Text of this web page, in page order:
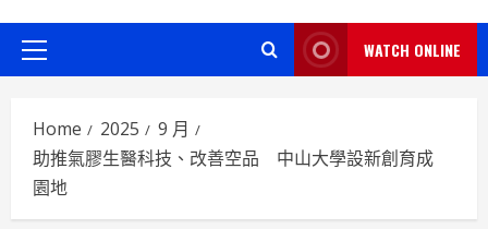
Primary
WATCH ONLINE
Home 2025
9 月
助推氣膠生醫科技、改善空品 中山大學設新創育成
園地